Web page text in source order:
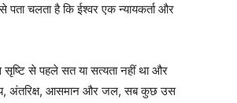
पता चलता है कि ईश्वर एक न्यायकर्ता और
से पहले सत या सत्यता नहीं था और
अंतरिक्ष, आसमान और जल, सब कुछ उस